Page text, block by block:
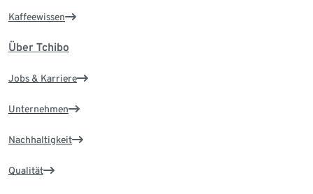
Kaffeewissen
Über Tchibo
Jobs & Karriere
Unternehmen
Nachhaltigkeit
Qualität